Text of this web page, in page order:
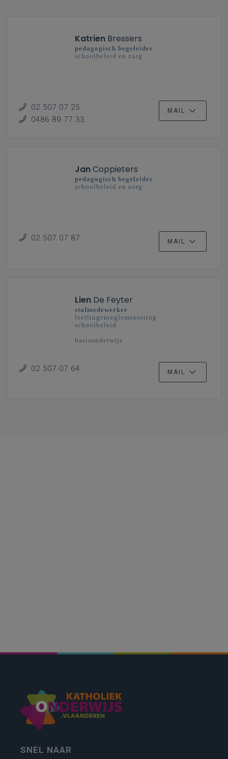
Katrien Bressers
pedagogisch begeleider
schoolbeleid en zorg
02 507 07 25
0486 89 77 33
MAIL
JanCoppieters
pedagogisch begeleider
schoolbeleid en zorg
02 507 07 87 MAIL
Lien De Feyter
stafmedewerker
leerlingenreglementering
schoolbeleid
basisonderwijs
02 507 07 64 MAIL
SNEL NAAR